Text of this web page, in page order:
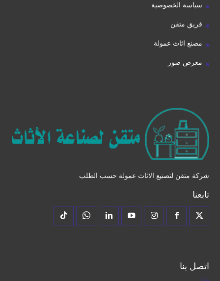
سياسة الخصوصية
فريق متقن
مصنع اثاث عمولة
معرض صور
شركة متقن لتصنيع الاثاث عمولة حسب الطلب
تابعنا
اتصل بنا